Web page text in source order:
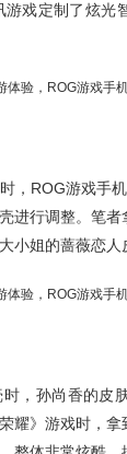
游戏定制了炫光
，ROG游戏手
进行调整。笔者
小姐的蔷薇恋人
，孙尚香的皮
耀》游戏时，